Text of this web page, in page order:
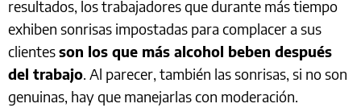
resultados, los trabajadores que durante más tiempo
exhiben sonrisas impostadas para complacer a sus
clientesson los que más alcohol beben después
del trabajo. Al parecer, también las sonrisas, si no son
genuinas, hay que manejarlas con moderación.